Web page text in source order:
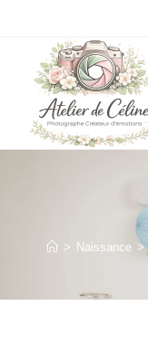
> Naissance >